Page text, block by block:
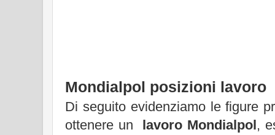
Mondialpol posizioni lavoro
Di seguito evidenziamo le figure
ottenere un lavoro Mondialpol,